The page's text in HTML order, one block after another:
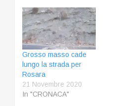
Grosso masso cade
lungo la strada per
Rosara
21 Novembre 2020
In "CRONACA"